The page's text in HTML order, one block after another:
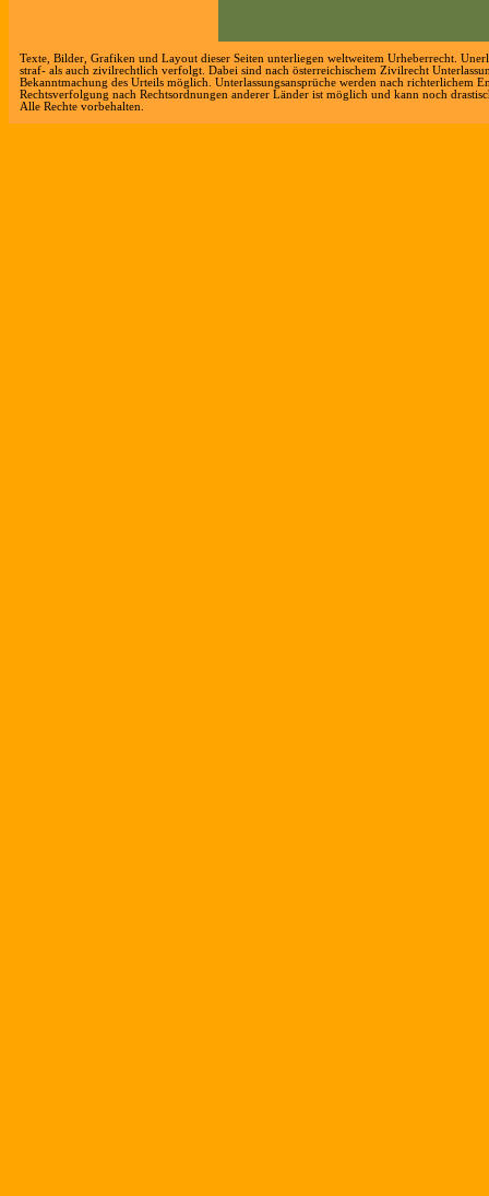
Texte, Bilder, Grafiken und Layout dieser Seiten unterliegen weltweitem Urheberrecht.
straf- als auch zivilrechtlich verfolgt. Dabei sind nach österreichischem Zivilrecht
Bekanntmachung des Urteils möglich. Unterlassungsansprüche werden nach
Rechtsverfolgung nach Rechtsordnungen anderer Länder ist möglich und kann noch
Alle Rechte vorbehalten.